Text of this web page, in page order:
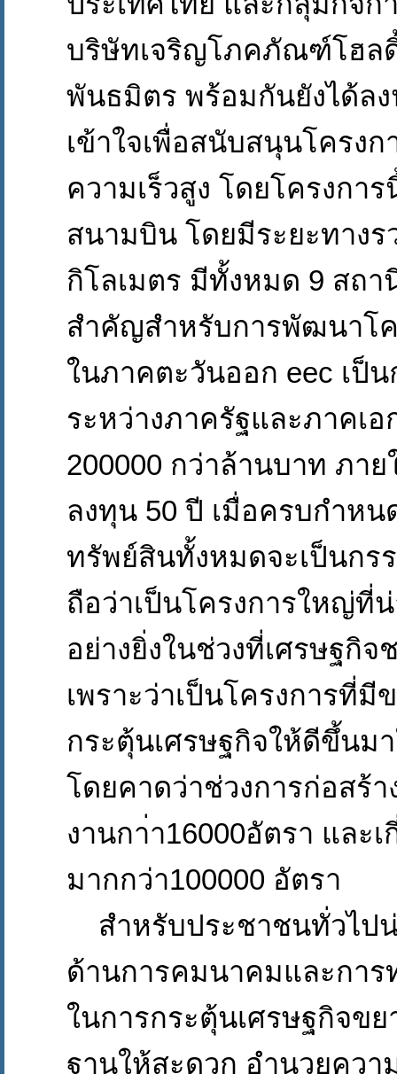
บริษัทเจริญโภคภัณฑ์โฮล
พันธมิตร พร้อมกันยังได้ล
เข้าใจเพื่อสนับสนุนโครงก
ความเร็วสูง โดยโครงกา
สนามบิน โดยมีระยะทางร
กิโลเมตร มีทั้งหมด 9 สถา
สำคัญสำหรับการพัฒนาโ
ในภาคตะวันออก eec เป็
ระหว่างภาครัฐและภาคเ
200000 กว่าล้านบาท ภา
ลงทุน 50 ปี เมื่อครบกำหน
ทรัพย์สินทั้งหมดจะเป็นกร
ถือว่าเป็นโครงการใหญ่ที่
อย่างยิ่งในช่วงที่เศรษฐกิจ
เพราะว่าเป็นโครงการที่
กระตุ้นเศรษฐกิจให้ดีขึ้นม
โดยคาดว่าช่วงการก่อสร้า
งานกา่า16000อัตรา และ
มากกว่า100000 อัตรา
สำหรับประชาชนทั่วไปน่
ด้านการคมนาคมและการ
ในการกระตุ้นเศรษฐกิจข
ฐานให้สะดวก อำนวยควา